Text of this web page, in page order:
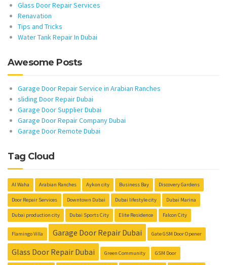
Glass Door Repair Services
Renavation
Tips and Tricks
Water Tank Repair In Dubai
Awesome Posts
Garage Door Repair Service in Arabian Ranches
sliding Door Repair Dubai
Garage Door Supplier Dubai
Garage Door Repair Company Dubai
Garage Door Remote Dubai
Tag Cloud
Al Waha Arabian Ranches Aykon city Business Bay Discovery Gardens
Door Repair Services Downtown Dubai Dubai lifestyle city Dubai Marina
Dubai production city Dubai Sports City Elite Residence Falcon City
Flamingo Villa Garage Door Repair Dubai Gate GSM Door Opener
Glass Door Repair Dubai Green Community GSM Door